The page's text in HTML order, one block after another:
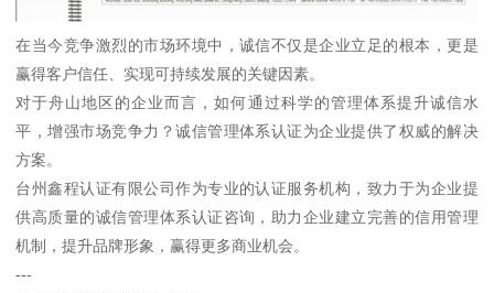
在当今竞争激烈的市场环境中，诚信不仅是企业立足的根本，更是
赢得客户信任、实现可持续发展的关键因素。
对于舟山地区的企业而言，如何通过科学的管理体系提升诚信水
平，增强市场竞争力？诚信管理体系认证为企业提供了权威的解决
方案。
台州鑫程认证有限公司作为专业的认证服务机构，致力于为企业提
供高质量的诚信管理体系认证咨询，助力企业建立完善的信用管理
机制，提升品牌形象，赢得更多商业机会。
---